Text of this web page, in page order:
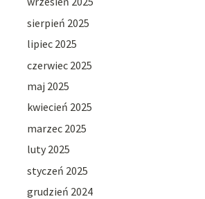
sierpień 2025
lipiec 2025
czerwiec 2025
maj 2025
kwiecień 2025
marzec 2025
luty 2025
styczeń 2025
grudzień 2024